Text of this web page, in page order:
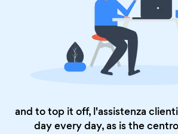
and to top it off, l'assistenza
day every day, as is the